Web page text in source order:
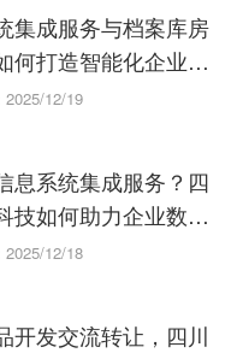
集成服务与档案库房
何打造智能化企业数
2025/12/19
息系统集成服务？四
技如何助力企业数字
2025/12/18
开发交流转让，四川